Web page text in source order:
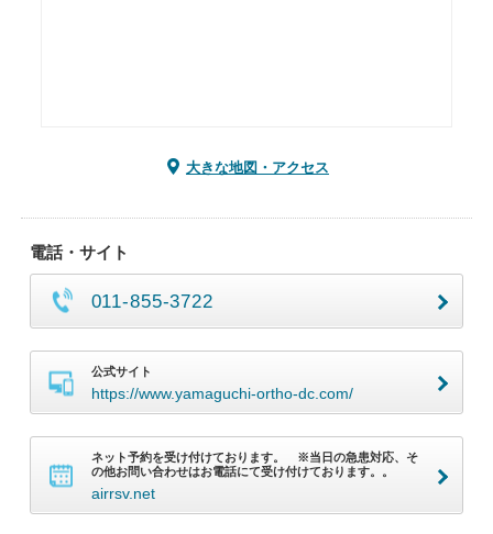
大きな地図・アクセス
電話・サイト
011-855-3722
公式サイト
https://www.yamaguchi-ortho-dc.com/
ネット予約を受け付けております。 ※当日の急患対応、そ
の他お問い合わせはお電話にて受け付けております。。
airrsv.net